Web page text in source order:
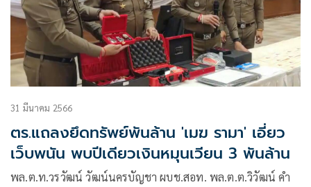
31 มีนาคม 2566
ตร.แถลงยึดทรัพย์พันล้าน 'เมฆ รามา' เอี่ยว
เว็บพนัน พบปีเดียวเงินหมุนเวียน 3 พันล้าน
พล.ต.ท.วรวัฒน์ วัฒน์นครบัญชา ผบช.สอท. พล.ต.ต.วิวัฒน์ คำ